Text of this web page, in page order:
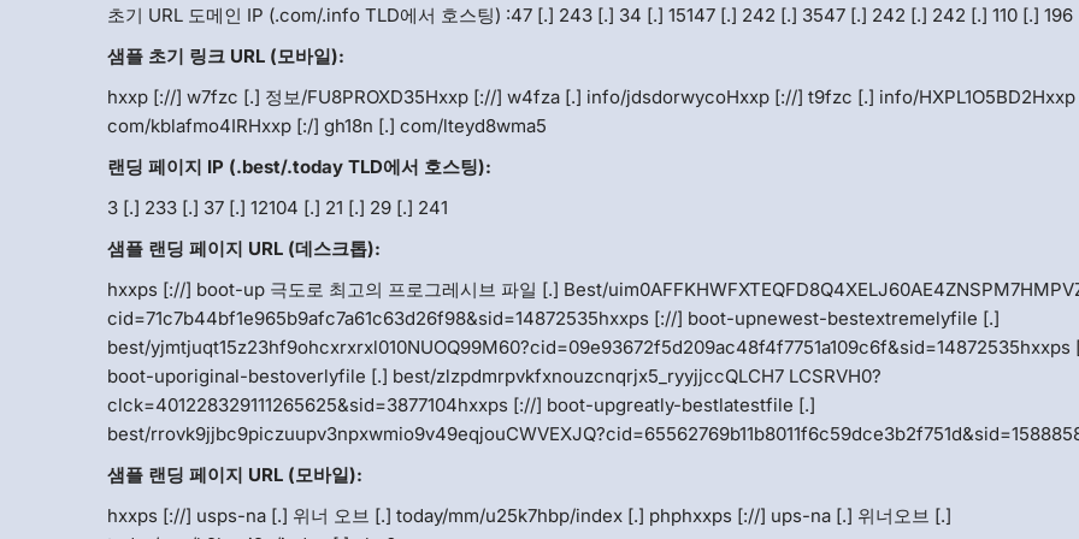
초기 URL 도메인 IP (.com/.info TLD에서 호스팅) :47 [.] 243 [.] 34 [.] 15147 [.] 242 [.] 3547 [.] 242 [.] 242 [.] 110 [.] 196
샘플 초기 링크 URL (모바일):
hxxp [://] w7fzc [.] 정보/FU8PROXD35Hxxp [://] w4fza [.] info/jdsdorwycoHxxp [://] t9fzc [.] info/HXPL1O5BD2Hxxp
com/kblafmo4IRHxxp [:/] gh18n [.] com/lteyd8wma5
랜딩 페이지 IP (.best/.today TLD에서 호스팅):
3 [.] 233 [.] 37 [.] 12104 [.] 21 [.] 29 [.] 241
샘플 랜딩 페이지 URL (데스크톱):
hxxps [://] boot-up 극도로 최고의 프로그레시브 파일 [.] Best/
cid=71c7b44bf1e965b9afc7a61c63d26f98&sid=14872535hxxps [://] boot-upnewest-bestextremelyfile [.]
best/yjmtjuqt15z23hf9ohcxrxrxl010NUOQ99M60?cid=09e93672f5d209ac48f4f7751a109c6f&sid=14872535hxxps
boot-uporiginal-bestoverlyfile [.] best/zlzpdmrpvkfxnouzcnqrjx5_ryyjjccQLCH7 LCSRVH0?
clck=401228329111265625&sid=3877104hxxps [://] boot-upgreatly-bestlatestfile [.]
best/
샘플 랜딩 페이지 URL (모바일):
hxxps [://] usps-na [.] 위너 오브 [.] today/mm/u25k7hbp/index [.] phphxxps [://] ups-na [.] 위너오브 [.]